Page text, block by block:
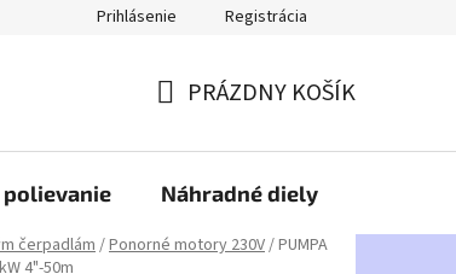
Prihlásenie Registrácia
KOŠÍK
PRÁZDNY KOŠÍK
polievanie Náhradné diely
čerpadlám/Ponorné motory 230V/PUMPA
4"-50m